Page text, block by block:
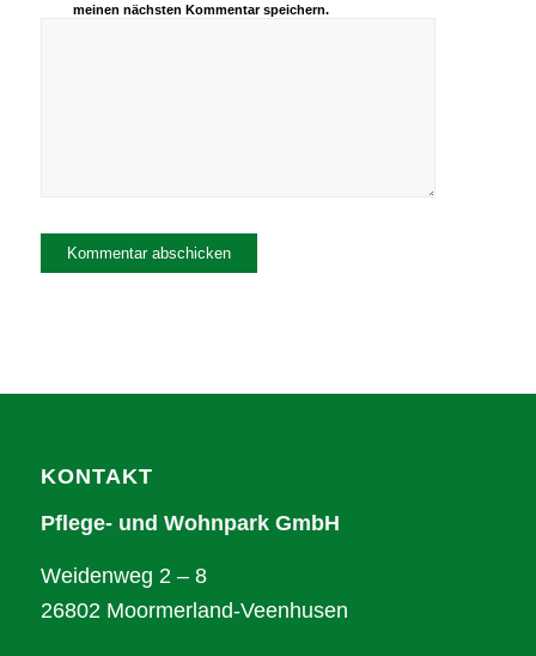
meinen nächsten Kommentar speichern.
KONTAKT
Pflege- und Wohnpark GmbH
Weidenweg 2 – 8
26802 Moormerland-Veenhusen